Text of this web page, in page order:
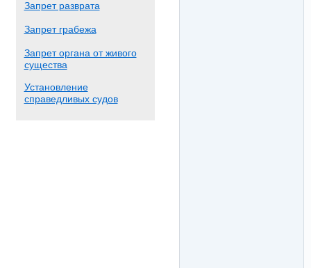
Запрет разврата
Запрет грабежа
Запрет органа от живого
существа
Установление
справедливых судов